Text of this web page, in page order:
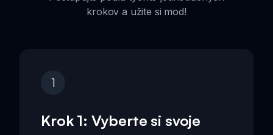
krokov a užite si mod!
1
Krok 1: Vyberte si svoje